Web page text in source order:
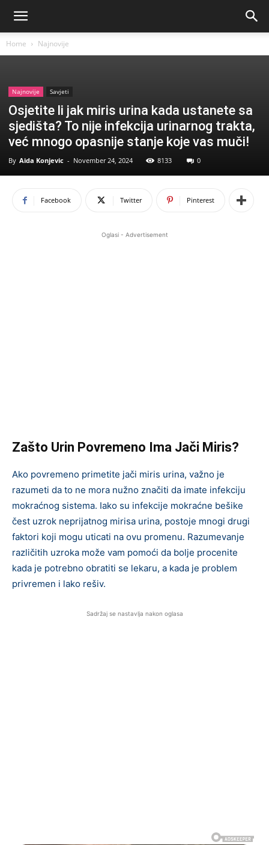
Home Najnovije
Najnovije Savjeti
Osjetite li jak miris urina kada ustanete sa
sjedišta? To nije infekcija urinarnog trakta,
već mnogo opasnije stanje koje vas muči!
By Aida Konjevic - November 24, 2024 8133 0
Facebook Twitter Pinterest
Oglasi - Advertisement
Zašto Urin Povremeno Ima Jači Miris?
Ako povremeno primetite jači miris urina, važno je
razumeti da to ne mora nužno značiti da imate infekciju
mokraćnog sistema. Iako su infekcije mokraćne bešike
čest uzrok neprijatnog mirisa urina, postoje mnogi drugi
faktori koji mogu uticati na ovu promenu. Razumevanje
različitih uzroka može vam pomoći da bolje procenite
kada je potrebno obratiti se lekaru, a kada je problem
privremen i lako rešiv.
Sadržaj se nastavlja nakon oglasa